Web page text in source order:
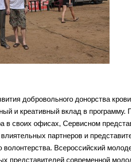
добровольного донорства
и креативный вклад в программу.
в своих офисах, Сервисном
партнеров и
волонтерства. Всероссийский
представителей современной